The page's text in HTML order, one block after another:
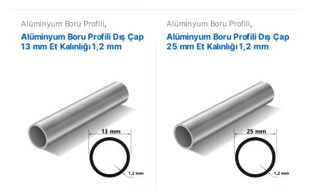
Alüminyum Boru Profili,
Alüminyum Profil En Çok
Satanlar,İndirimli Ürünler
Alüminyum Boru Profili Dış Çap
13 mm Et Kalınlığı 1,2 mm
Alüminyum Boru Profili,
Alüminyum Profil En Çok
Satanlar,İndirimli Ürünler
Alüminyum Boru Profili Dış Çap
25 mm Et Kalınlığı 1,2 mm